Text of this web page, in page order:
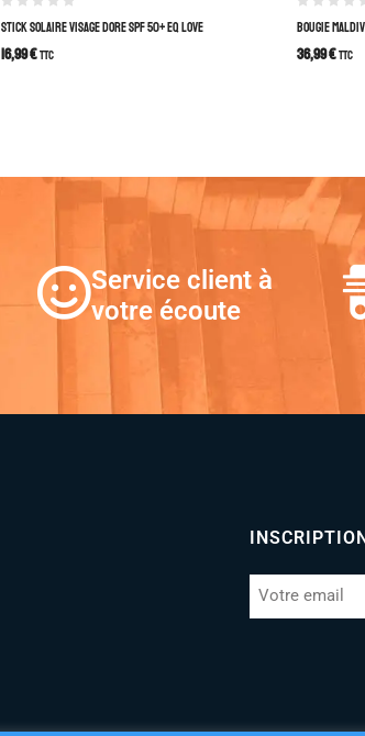
STICK SOLAIRE VISAGE DORE SPF 50+ EQ LOVE
16,99€TTC
BOUGIE
36,99€TTC
Service client à
votre écoute